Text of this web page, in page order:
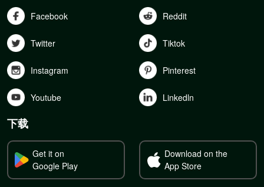
Facebook Reddit
Twitter Tiktok
Instagram Pinterest
Youtube Linkedln
下载
Get it on
Google Play
Download on the
App Store